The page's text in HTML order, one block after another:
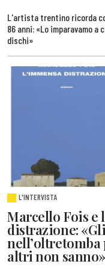
L'artista trentino ricorda
86 anni: «Lo imparavamo
dischi»
L'INTERVISTA
Marcello Fois e
distrazione:
nell’oltretomba
altri non sanno»